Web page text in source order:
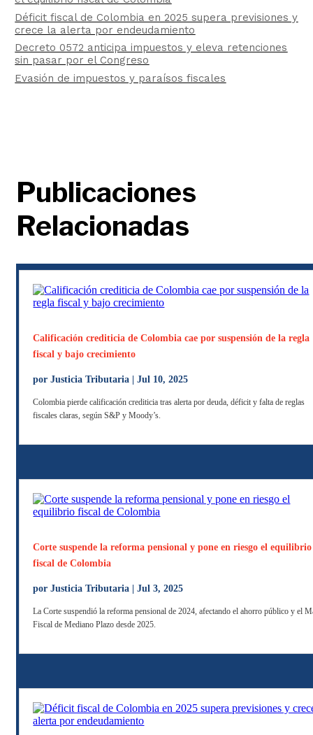
Déficit fiscal de Colombia en 2025 supera previsiones y
crece la alerta por endeudamiento
Decreto 0572 anticipa impuestos y eleva retenciones
sin pasar por el Congreso
Evasión de impuestos y paraísos fiscales
Publicaciones
Relacionadas
Calificación crediticia de Colombia cae por suspensión de la regla
fiscal y bajo crecimiento
porJusticia Tributaria |Jul 10, 2025
Colombia pierde calificación crediticia tras alerta por deuda, déficit y falta de reglas
fiscales claras, según S&P y Moody’s.
Corte suspende la reforma pensional y pone en riesgo el equilibrio
fiscal de Colombia
porJusticia Tributaria |Jul 3, 2025
La Corte suspendió la reforma pensional de 2024, afectando el ahorro público y el
Fiscal de Mediano Plazo desde 2025.